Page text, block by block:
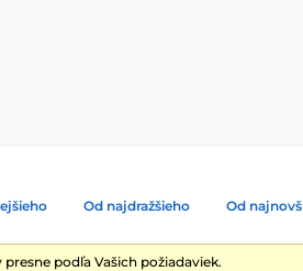
Od najdražšieho Od
podľa Vašich požiadaviek.